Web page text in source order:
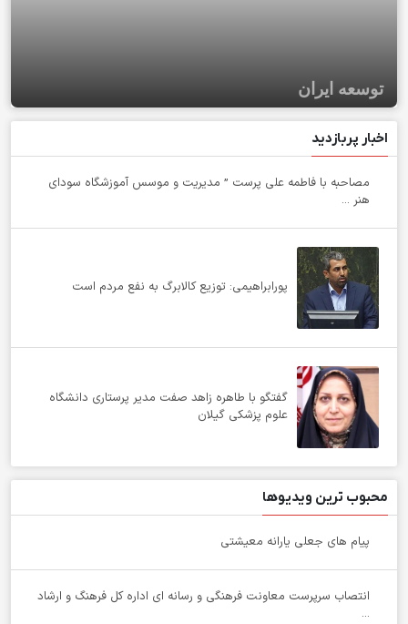
توسعه ایران
اخبار پربازدید
مصاحبه با فاطمه علی پرست ” مدیریت و موسس آموزشگاه سودای
هنر ...
پورابراهیمی: توزیع کالابرگ به نفع مردم است
گفتگو با طاهره زاهد صفت مدیر پرستاری دانشگاه
علوم پزشکی گیلان
محبوب ترین ویدیوها
پیام های جعلی یارانه معیشتی
انتصاب سرپرست معاونت فرهنگی و رسانه ای اداره کل فرهنگ و ارشاد
...